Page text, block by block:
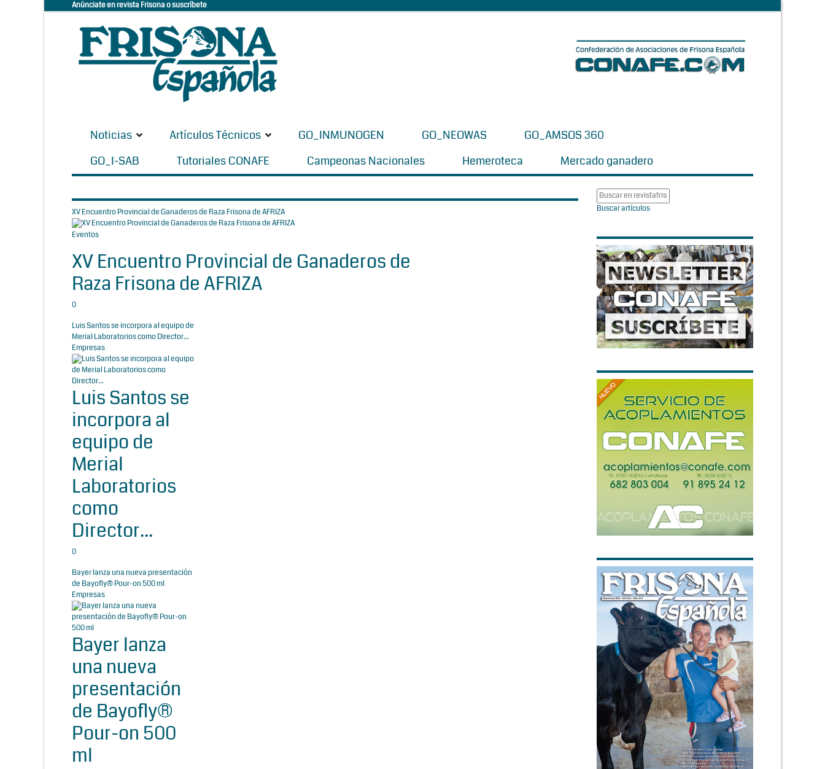
Anúnciate en revista Frisona o suscríbete
Noticias Artículos Técnicos GO_INMUNOGEN GO_NEOWAS
GO_AMSOS 360
GO_I-SAB
Tutoriales CONAFE Campeonas Nacionales Hemeroteca Mercado ganadero
XV Encuentro Provincial de Ganaderos de Raza Frisona de AFRIZA
Eventos
XV Encuentro Provincial de Ganaderos de
Raza Frisona de AFRIZA
0
Luis Santos se incorpora al equipo de
Merial Laboratorios como Director...
Empresas
Luis Santos se
incorpora al
equipo de
Merial
Laboratorios
como
Director...
0
Bayer lanza una nueva presentación
de Bayofly® Pour-on 500 ml
Empresas
Bayer lanza
una nueva
presentación
de Bayofly®
Pour-on 500
ml
Buscar artículos